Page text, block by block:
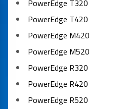
PowerEdge T320
PowerEdge T420
PowerEdge M420
PowerEdge M520
PowerEdge R320
PowerEdge R420
PowerEdge R520